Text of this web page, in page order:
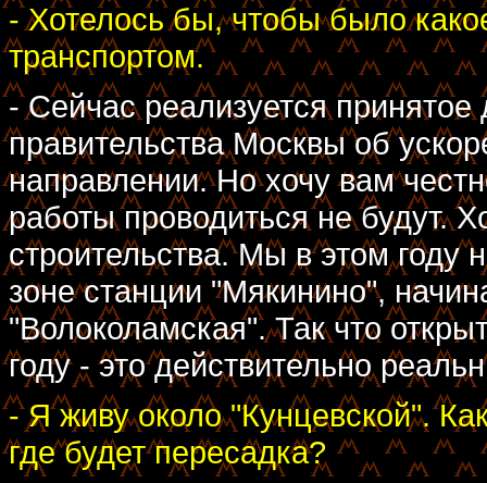
- Хотелось бы, чтобы было
транспортом.
- Сейчас реализуется
правительства Москвы об
направлении. Но хочу вам
работы проводиться не будут.
строительства. Мы в этом году
зоне станции "Мякинино",
"Волоколамская". Так что
году - это действительно
- Я живу около "Кунцевской".
где будет пересадка?